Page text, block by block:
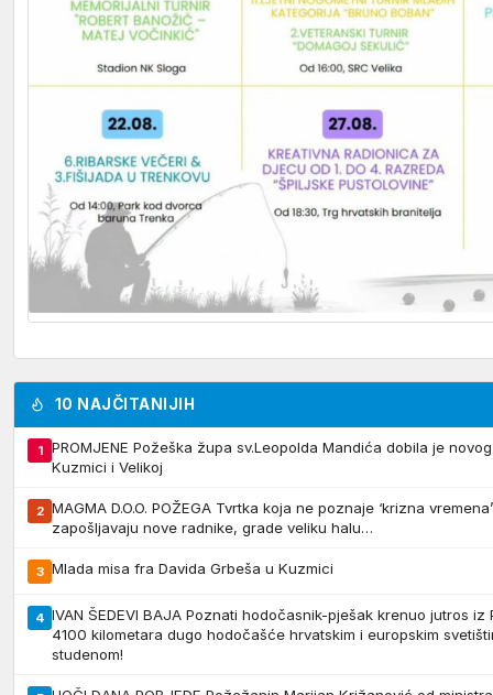
10 NAJČITANIJIH
1
PROMJENE Požeška župa sv.Leopolda Mandića dobila je
Kuzmici i Velikoj
2 MAGMA D.O.O. POŽEGA Tvrtka koja ne poznaje ‘krizna
zapošljavaju nove radnike, grade veliku halu…
3 Mlada misa fra Davida Grbeša u Kuzmici
4 IVAN ŠEDEVI BAJA Poznati hodočasnik-pješak krenuo jutros
4100 kilometara dugo hodočašće hrvatskim i europskim
studenom!